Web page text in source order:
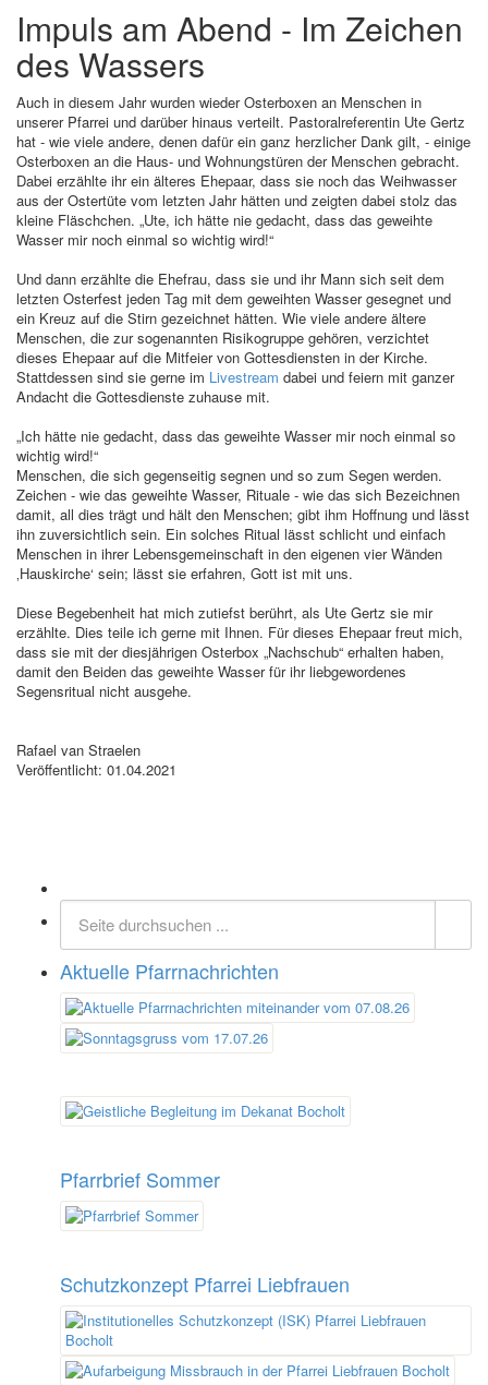
Impuls am Abend - Im Zeichen
des Wassers
Auch in diesem Jahr wurden wieder Osterboxen an Menschen in
unserer Pfarrei und darüber hinaus verteilt. Pastoralreferentin Ute Gertz
hat - wie viele andere, denen dafür ein ganz herzlicher Dank gilt, - einige
Osterboxen an die Haus- und Wohnungstüren der Menschen gebracht.
Dabei erzählte ihr ein älteres Ehepaar, dass sie noch das Weihwasser
aus der Ostertüte vom letzten Jahr hätten und zeigten dabei stolz das
kleine Fläschchen. „Ute, ich hätte nie gedacht, dass das geweihte
Wasser mir noch einmal so wichtig wird!“
Und dann erzählte die Ehefrau, dass sie und ihr Mann sich seit dem
letzten Osterfest jeden Tag mit dem geweihten Wasser gesegnet und
ein Kreuz auf die Stirn gezeichnet hätten. Wie viele andere ältere
Menschen, die zur sogenannten Risikogruppe gehören, verzichtet
dieses Ehepaar auf die Mitfeier von Gottesdiensten in der Kirche.
Stattdessen sind sie gerne im Livestream dabei und feiern mit ganzer
Andacht die Gottesdienste zuhause mit.
„Ich hätte nie gedacht, dass das geweihte Wasser mir noch einmal so
wichtig wird!“
Menschen, die sich gegenseitig segnen und so zum Segen werden.
Zeichen - wie das geweihte Wasser, Rituale - wie das sich Bezeichnen
damit, all dies trägt und hält den Menschen; gibt ihm Hoffnung und lässt
ihn zuversichtlich sein. Ein solches Ritual lässt schlicht und einfach
Menschen in ihrer Lebensgemeinschaft in den eigenen vier Wänden
‚Hauskirche‘ sein; lässt sie erfahren, Gott ist mit uns.
Diese Begebenheit hat mich zutiefst berührt, als Ute Gertz sie mir
erzählte. Dies teile ich gerne mit Ihnen. Für dieses Ehepaar freut mich,
dass sie mit der diesjährigen Osterbox „Nachschub“ erhalten haben,
damit den Beiden das geweihte Wasser für ihr liebgewordenes
Segensritual nicht ausgehe.
Rafael van Straelen
Veröffentlicht: 01.04.2021
Aktuelle Pfarrnachrichten
Pfarrbrief Sommer
Schutzkonzept Pfarrei Liebfrauen